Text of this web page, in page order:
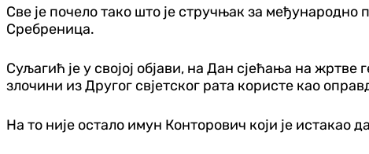
Све је почело тако што је стручњак за
Сребреница.
Суљагић је у својој објави, на Дан сјећања на
злочини из Другог свјетског рата користе као
На то није остало имун Конторович који је